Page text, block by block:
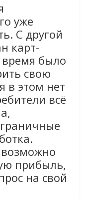
уже
С другой
карт-
время было
свою
в этом нет
всё
прибыль,
на свой